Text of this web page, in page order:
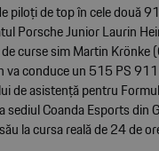
piloți de top în cele două
Porsche Junior Laurin
curse sim Martin Krönke
va conduce un 515 PS
de asistență pentru
Coanda Esports din
la cursa reală de 24 de